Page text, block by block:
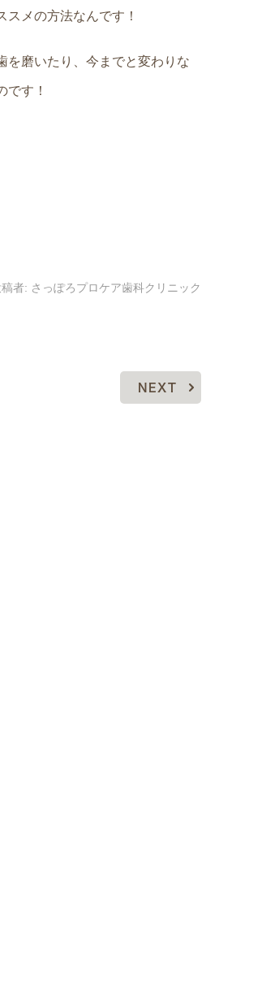
メの方法なんです！
を磨いたり、今までと変わりな
です！
者: さっぽろプロケア歯科クリニック
NEXT